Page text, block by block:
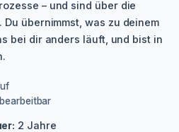
– und sind über die
übernimmst, was zu deinem
bei dir anders läuft, und bist in
2 Jahre